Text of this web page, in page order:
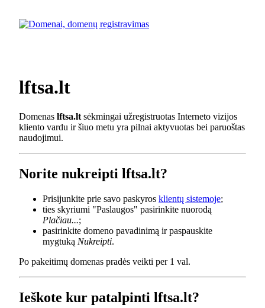
lftsa.lt
Domenas lftsa.lt sėkmingai užregistruotas Interneto vizijos
kliento vardu ir šiuo metu yra pilnai aktyvuotas bei paruoštas
naudojimui.
Norite nukreipti lftsa.lt?
Prisijunkite prie savo paskyros klientų sistemoje;
ties skyriumi "Paslaugos" pasirinkite nuorodą
Plačiau...;
pasirinkite domeno pavadinimą ir paspauskite
mygtuką Nukreipti.
Po pakeitimų domenas pradės veikti per 1 val.
Ieškote kur patalpinti lftsa.lt?